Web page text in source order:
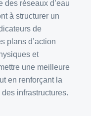
des réseaux d’eau
à structurer un
de
plans d’action
et
une meilleure
en renforçant la
infrastructures.